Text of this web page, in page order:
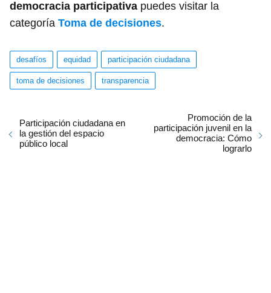
democracia participativa puedes visitar la
categoría Toma de decisiones.
desafíos equidad participación ciudadana
toma de decisiones transparencia
Participación ciudadana en
la gestión del espacio
público local
Promoción de la
participación juvenil en la
democracia: Cómo
lograrlo